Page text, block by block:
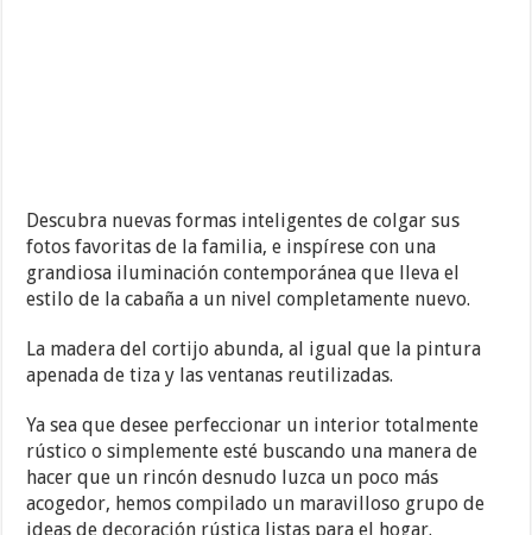
Descubra nuevas formas inteligentes de colgar sus
fotos favoritas de la familia, e inspírese con una
grandiosa iluminación contemporánea que lleva el
estilo de la cabaña a un nivel completamente nuevo.
La madera del cortijo abunda, al igual que la pintura
apenada de tiza y las ventanas reutilizadas.
Ya sea que desee perfeccionar un interior totalmente
rústico o simplemente esté buscando una manera de
hacer que un rincón desnudo luzca un poco más
acogedor, hemos compilado un maravilloso grupo de
ideas de decoración rústica listas para el hogar.